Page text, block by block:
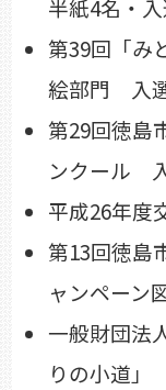
半紙4名・
第39回「み
絵部門 入
第29回徳島
ンクール
平成26年度
第13回徳島
ャンペーン
一般財団法
りの小道